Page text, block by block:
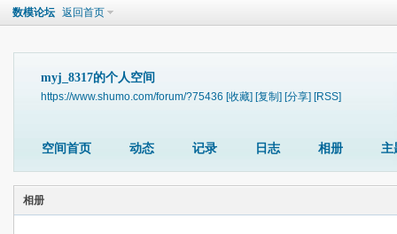
数模论坛 返回首页
myj_8317的个人空间
https://www.shumo.com/forum/?75436 [收藏] [复制] [分享] [RSS]
空间首页 动态 记录 日志 相册 主
相册